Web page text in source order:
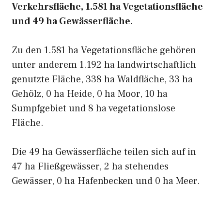
Verkehrsfläche, 1.581 ha Vegetationsfläche
und 49 ha Gewässerfläche.
Zu den 1.581 ha Vegetationsfläche gehören
unter anderem 1.192 ha landwirtschaftlich
genutzte Fläche, 338 ha Waldfläche, 33 ha
Gehölz, 0 ha Heide, 0 ha Moor, 10 ha
Sumpfgebiet und 8 ha vegetationslose
Fläche.
Die 49 ha Gewässerfläche teilen sich auf in
47 ha Fließgewässer, 2 ha stehendes
Gewässer, 0 ha Hafenbecken und 0 ha Meer.